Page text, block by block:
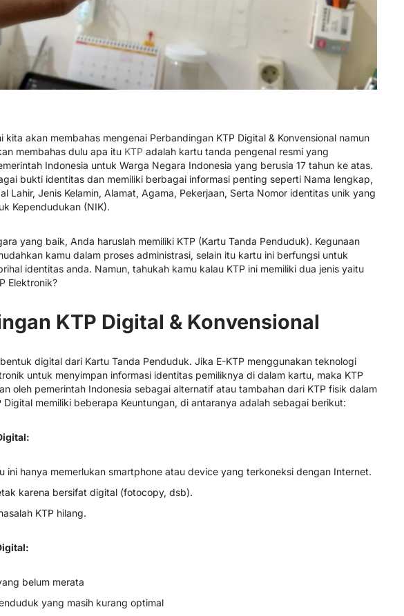
kita akan membahas mengenai Perbandingan KTP Digital & Konvensional namun
membahas dulu apa itu KTP adalah kartu tanda pengenal resmi yang
Indonesia untuk Warga Negara Indonesia yang berusia 17 tahun ke atas.
bukti identitas dan memiliki berbagai informasi penting seperti Nama lengkap,
Lahir, Jenis Kelamin, Alamat, Agama, Pekerjaan, Serta Nomor identitas unik yang
Kependudukan (NIK).
yang baik, Anda haruslah memiliki KTP (Kartu Tanda Penduduk). Kegunaan
kamu dalam proses administrasi, selain itu kartu ini berfungsi untuk
identitas anda. Namun, tahukah kamu kalau KTP ini memiliki dua jenis yaitu
Elektronik?
KTP Digital & Konvensional
digital dari Kartu Tanda Penduduk. Jika E-KTP menggunakan teknologi
untuk menyimpan informasi identitas pemiliknya di dalam kartu, maka KTP
oleh pemerintah Indonesia sebagai alternatif atau tambahan dari KTP fisik dalam
Digital memiliki beberapa Keuntungan, di antaranya adalah sebagai berikut:
ini hanya memerlukan smartphone atau device yang terkoneksi dengan Internet.
karena bersifat digital (fotocopy, dsb).
KTP hilang.
belum merata
yang masih kurang optimal